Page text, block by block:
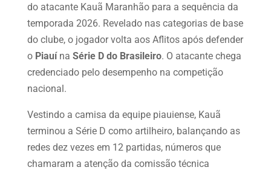
do atacante Kauã Maranhão para a sequência da
temporada 2026. Revelado nas categorias de base
do clube, o jogador volta aos Aflitos após defender
o Piauína Série D do Brasileiro. O atacante chega
credenciado pelo desempenho na competição
nacional.
Vestindo a camisa da equipe piauiense, Kauã
terminou a Série D como artilheiro, balançando as
redes dez vezes em 12 partidas, números que
chamaram a atenção da comissão técnica